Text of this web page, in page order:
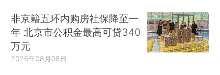
非京籍五环内购房社保降至一
年 北京市公积金最高可贷340
万元
2026年08月08日